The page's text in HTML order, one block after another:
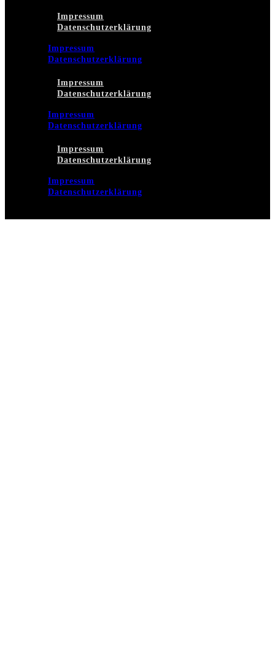
Impressum
Datenschutzerklärung
Impressum
Datenschutzerklärung
Impressum
Datenschutzerklärung
Impressum
Datenschutzerklärung
Impressum
Datenschutzerklärung
Impressum
Datenschutzerklärung